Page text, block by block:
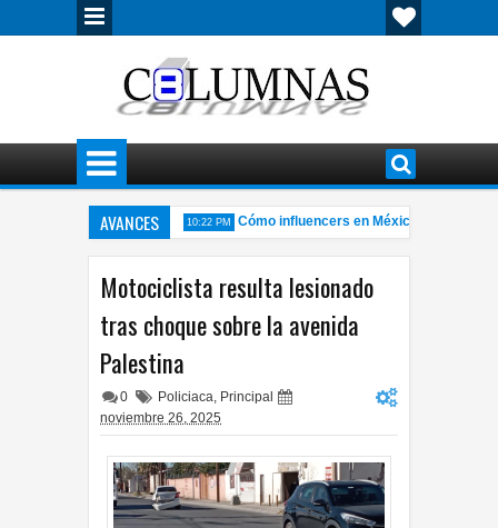
AVANCES
Chihuahua y Juárez 10:22 PM
Cómo influencers en México se
Motociclista resulta lesionado
tras choque sobre la avenida
Palestina
0 Policiaca, Principal
noviembre 26, 2025